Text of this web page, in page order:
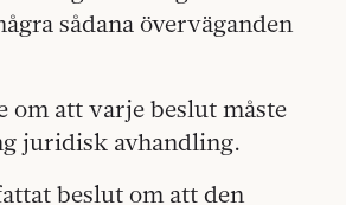
sådana överväganden
om att varje beslut måste
juridisk avhandling.
beslut om att den